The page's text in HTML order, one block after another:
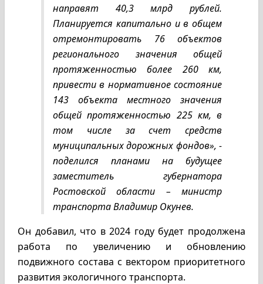
направят 40,3 млрд рублей.
Планируется капитально и в общем
отремонтировать 76 объектов
регионального значения общей
протяженностью более 260 км,
привести в нормативное состояние
143 объекта местного значения
общей протяженностью 225 км, в
том числе за счет средств
муниципальных дорожных фондов», -
поделился планами на будущее
заместитель губернатора
Ростовской области – министр
транспорта Владимир Окунев.
Он добавил, что в 2024 году будет продолжена
работа по увеличению и обновлению
подвижного состава с вектором приоритетного
развития экологичного транспорта.